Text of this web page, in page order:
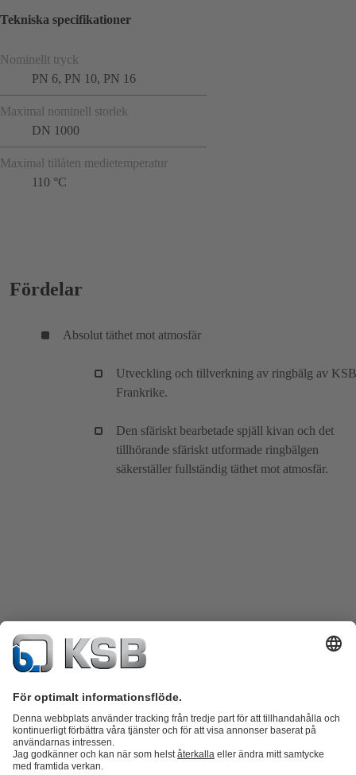
Tekniska specifikationer
Nominellt tryck
PN 6, PN 10, PN 16
Maximal nominell storlek
DN 1000
Maximal tillåten medietemperatur
110 °C
Fördelar
Absolut täthet mot atmosfär
Utveckling och tillverkning av ringbälg av
Frankrike.
Den sfäriskt bearbetade spjäll kivan och det
tillhörande sfäriskt utformade ringbälgen
säkerställer fullständig täthet mot atmosfär.